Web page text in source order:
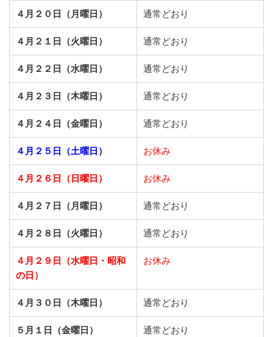
４月２０日（月曜日） 通常どおり
４月２１日（火曜日） 通常どおり
４月２２日（水曜日） 通常どおり
４月２３日（木曜日） 通常どおり
４月２４日（金曜日） 通常どおり
４月２５日（土曜日） お休み
４月２６日（日曜日） お休み
４月２７日（月曜日） 通常どおり
４月２８日（火曜日） 通常どおり
４月２９日（水曜日・昭和
の日）
お休み
４月３０日（木曜日） 通常どおり
５月１日（金曜日） 通常どおり